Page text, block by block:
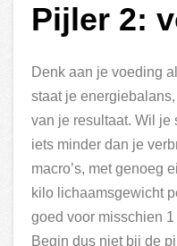
Pijler 2:
Denk aan je voeding
staat je
van je resultaat. Wil je
iets minder dan je
macro’s, met genoeg
kilo lichaamsgewicht
goed voor misschien
Begin dus niet bij de